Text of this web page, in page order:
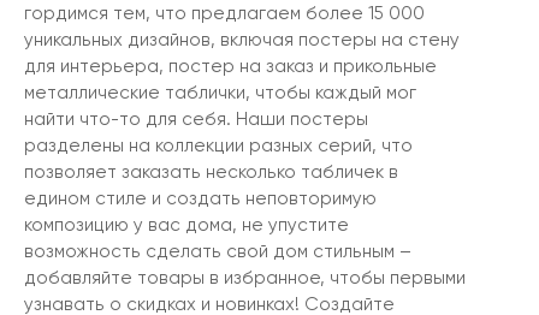
гордимся тем, что предлагаем более 15 000
уникальных дизайнов, включая постеры на стену
для интерьера, постер на заказ и прикольные
металлические таблички, чтобы каждый мог
найти что-то для себя. Наши постеры
разделены на коллекции разных серий, что
позволяет заказать несколько табличек в
едином стиле и создать неповторимую
композицию у вас дома, не упустите
возможность сделать свой дом стильным –
добавляйте товары в избранное, чтобы первыми
узнавать о скидках и новинках! Создайте